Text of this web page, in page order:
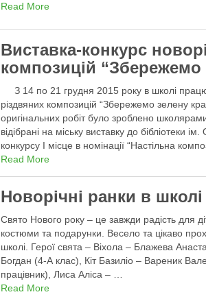
особливу увагу …
Read More
Виставка-конкурс
композицій “Збережемо
З 14 по 21 грудня 2015 року в школі
різдвяних композицій “Збережемо зелену
оригінальних робіт було зроблено
відібрані на міську виставку до бібліотеки
конкурсу І місце в номінації “Настільна
Read More
Новорічні ранки в школі
Свято Нового року – це завжди радість для
костюми та подарунки. Весело та цікаво
школі. Герої свята – Віхола – Блажева
Богдан (4-А клас), Кіт Базиліо – Вареник
працівник), Лиса Аліса – …
Read More